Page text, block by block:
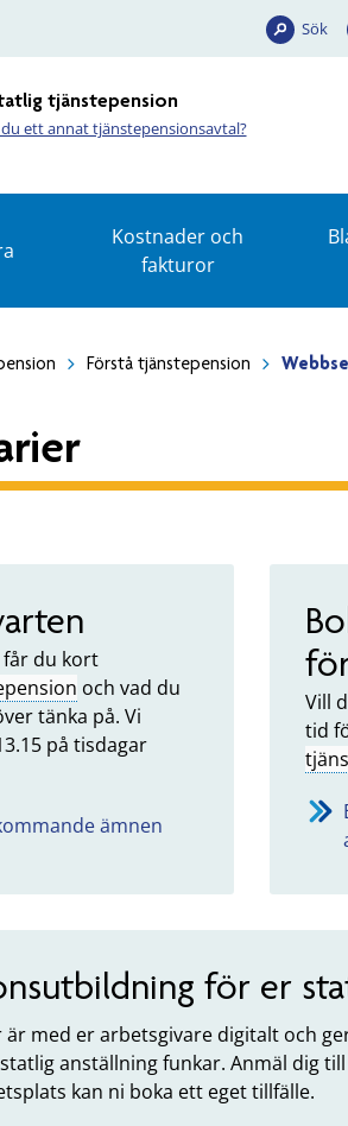
Sök
tjänstepension
ett annat tjänstepensionsavtal?
Kostnader och
fakturor
Förstå tjänstepension
får du kort
och vad du
tänka på. Vi
på tisdagar
ämnen
Vill
tid
för er
med er arbetsgivare digitalt och
anställning funkar. Anmäl dig
kan ni boka ett eget tillfälle.